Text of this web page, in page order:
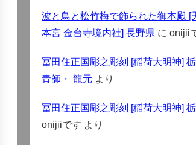
波と鳥と松竹梅で飾られた御本殿 [
本宮 金台寺境内社] 長野県 に onijii
冨田住正国彫之彫刻 [稲荷大明神]
青師・ 龍元 より
冨田住正国彫之彫刻 [稲荷大明神]
onijiiです より